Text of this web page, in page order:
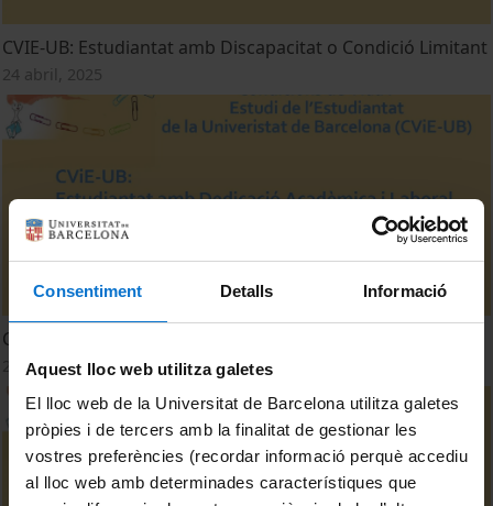
Consentiment Detalls Informació
Aquest lloc web utilitza galetes
El lloc web de la Universitat de Barcelona utilitza galetes
pròpies i de tercers amb la finalitat de gestionar les
vostres preferències (recordar informació perquè accediu
al lloc web amb determinades característiques que
CVIE-UB: Estudiantat amb Discapacitat o Condició Limitant
24 abril, 2025
CVIE-UB: Estudiant amb Dedicació Acadèmica i Laboral
24 abril, 2025